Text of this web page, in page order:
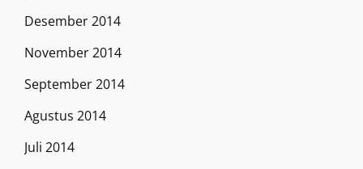
Desember 2014
November 2014
September 2014
Agustus 2014
Juli 2014